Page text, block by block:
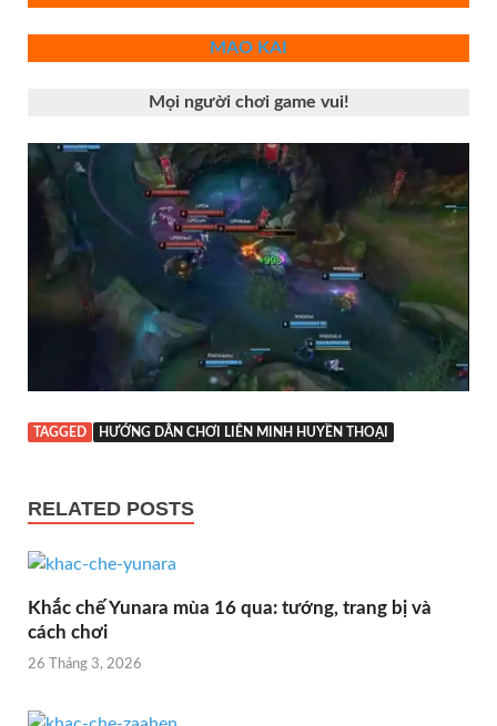
MAO KAI
Mọi người chơi game vui!
TAGGED HƯỚNG DẪN CHƠI LIÊN MINH HUYỀN THOẠI
RELATED POSTS
Khắc chế Yunara mùa 16 qua: tướng, trang bị và
cách chơi
26 Tháng 3, 2026